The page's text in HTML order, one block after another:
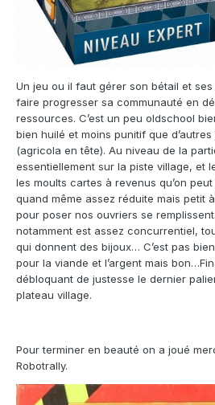
Un jeu ou il faut gérer son bétail et
faire progresser sa communauté en
ressources. C’est un peu oldschool
bien huilé et moins punitif que
(agricola en tête). Au niveau de la
essentiellement sur la piste village, et
les moults cartes à revenus qu’on
quand même assez réduite mais petit
pour poser nos ouvriers se
notamment est assez concurrentiel,
qui donnent des bijoux… C’est pas
pour la viande et l’argent mais
débloquant de justesse le dernier
plateau village.
Pour terminer en beauté on a joué
Robotrally.